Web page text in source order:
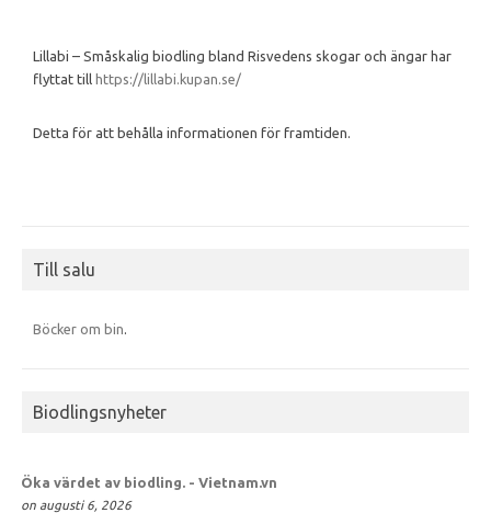
Lillabi – Småskalig biodling bland Risvedens skogar och ängar har
flyttat till https://lillabi.kupan.se/
Detta för att behålla informationen för framtiden.
Till salu
Böcker om bin.
Biodlingsnyheter
Öka värdet av biodling. - Vietnam.vn
on augusti 6, 2026